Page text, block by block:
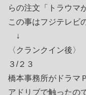
らの注文「トラウマ
この事はフジテレビ
↓
〈クランクイン後〉
３/２３
橋本事務所がドラマ
アドリブで触ったの